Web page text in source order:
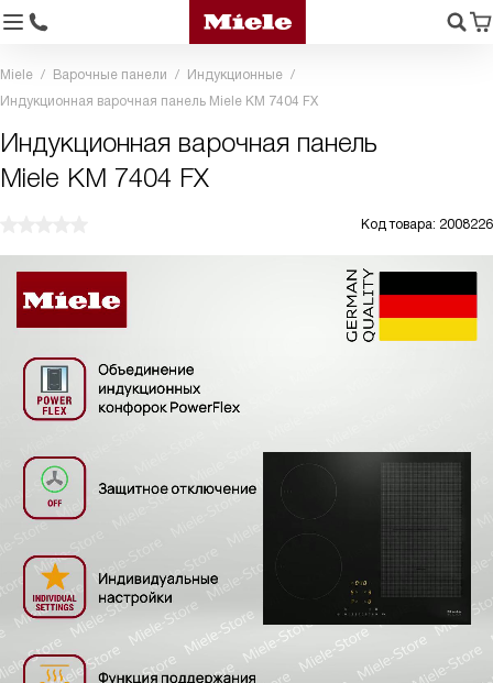
Miele Варочные панели
Индукционные
Индукционная варочная панель Miele KM 7404 FX
Индукционная варочная панель
Miele KM 7404 FX
Код товара: 2008226